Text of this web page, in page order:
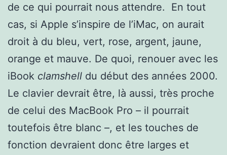
de ce qui pourrait nous attendre. En tout
cas, si Apple s’inspire de l’iMac, on aurait
droit à du bleu, vert, rose, argent, jaune,
orange et mauve. De quoi, renouer avec les
iBook clamshell du début des années 2000.
Le clavier devrait être, là aussi, très proche
de celui des MacBook Pro – il pourrait
toutefois être blanc –, et les touches de
fonction devraient donc être larges et